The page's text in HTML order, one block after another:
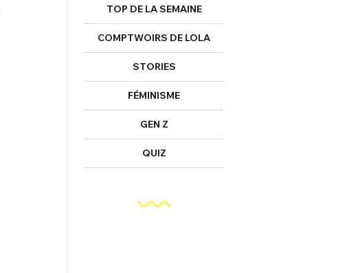
TOP DE LA SEMAINE
COMPTWOIRS DE LOLA
STORIES
FÉMINISME
GEN Z
QUIZ